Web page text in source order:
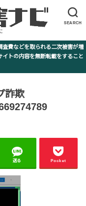
SEARCH
費などを取られる二次被害が増
の内容を無断転載をすること
詐欺
送る Pocket